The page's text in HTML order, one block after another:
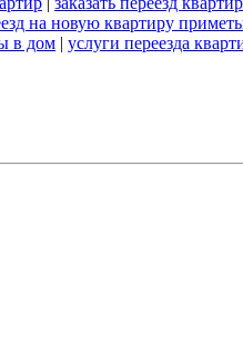
на новую квартиру
в дом | услуги переезда